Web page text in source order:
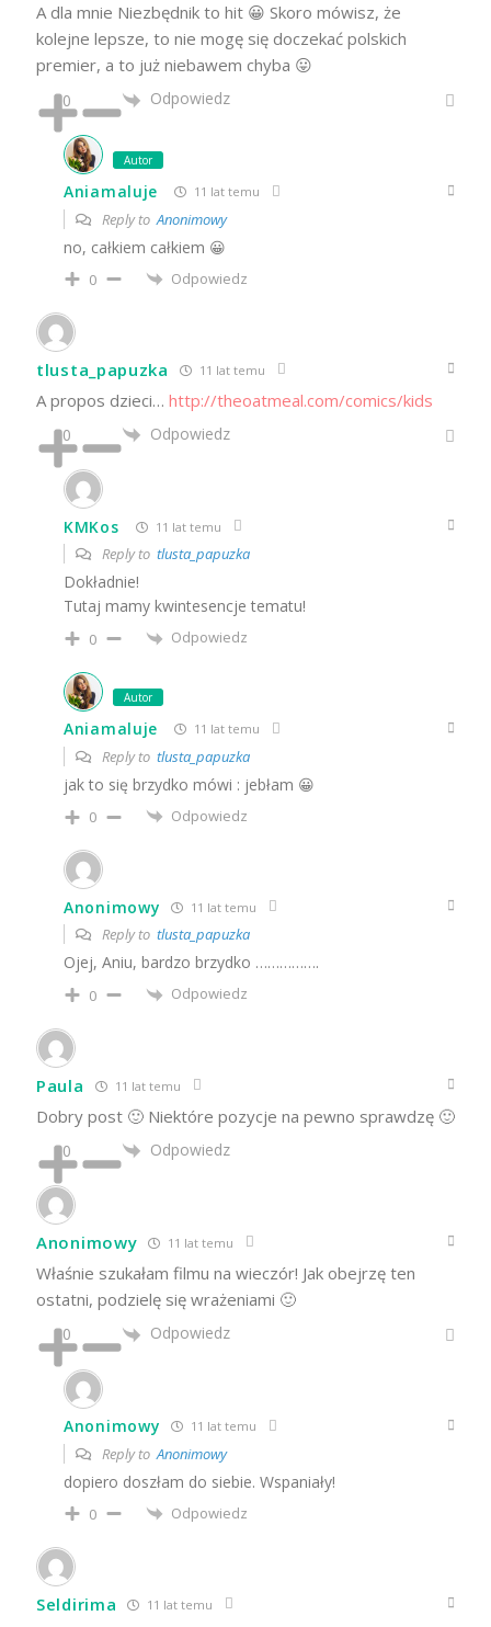
A dla mnie Niezbędnik to hit 😀 Skoro mówisz, że
kolejne lepsze, to nie mogę się doczekać polskich
premier, a to już niebawem chyba 😛
0 Odpowiedz
Autor
Aniamaluje 11 lat temu
Reply toAnonimowy
no, całkiem całkiem 😀
0 Odpowiedz
tlusta_papuzka 11 lat temu
A propos dzieci… http://theoatmeal.com/comics/kids
0 Odpowiedz
KMKos 11 lat temu
Reply to tlusta_papuzka
Dokładnie!
Tutaj mamy kwintesencje tematu!
0 Odpowiedz
Autor
Aniamaluje 11 lat temu
Reply to tlusta_papuzka
jak to się brzydko mówi : jebłam 😀
0 Odpowiedz
Anonimowy 11 lat temu
Reply to tlusta_papuzka
Ojej, Aniu, bardzo brzydko …………….
0 Odpowiedz
Paula 11 lat temu
Dobry post 🙂 Niektóre pozycje na pewno sprawdzę 🙂
0 Odpowiedz
Anonimowy 11 lat temu
Właśnie szukałam filmu na wieczór! Jak obejrzę ten
ostatni, podzielę się wrażeniami 🙂
0 Odpowiedz
Anonimowy 11 lat temu
Reply to Anonimowy
dopiero doszłam do siebie. Wspaniały!
0 Odpowiedz
Seldirima 11 lat temu